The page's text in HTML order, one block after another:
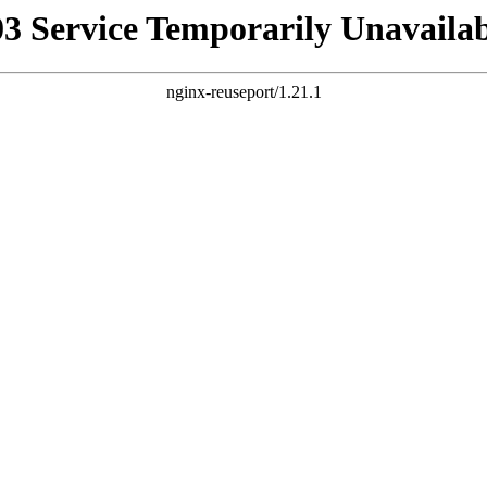
Service Temporarily
nginx-reuseport/1.21.1